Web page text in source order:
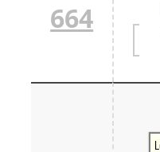
664